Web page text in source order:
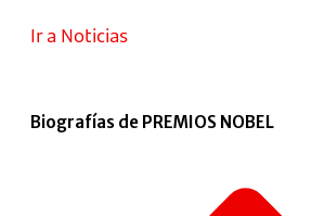
Ir a Noticias
Biografías de PREMIOS NOBEL